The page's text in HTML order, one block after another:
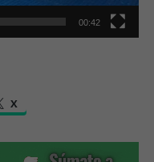
00:42
X